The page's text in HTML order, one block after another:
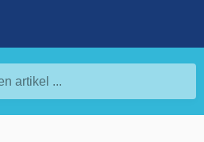
artikel ...